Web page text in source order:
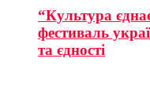
“Культура
фестиваль
та єдності